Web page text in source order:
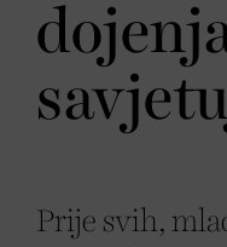
Prije svih,